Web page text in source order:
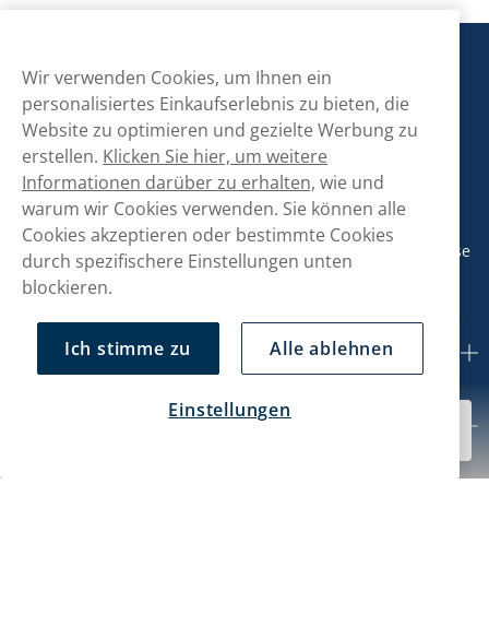
CHF 53.49
Kontaktiere uns!
hallo@snusmarkt.ch
+410800561053
Mo/Di: 08:30-17 Uhr (Pause 12-13) Mi/Do: 10:30-19 Uhr (Pause
14-15) Fr: 09-17 Uhr (Pause 12-13)
Kundendienst
Wir verwenden Cookies, um Ihnen ein
personalisiertes Einkaufserlebnis zu bieten, die
Website zu optimieren und gezielte Werbung zu
erstellen. Klicken Sie hier, um weitere
Informationen darüber zu erhalten, wie und
warum wir Cookies verwenden. Sie können alle
Cookies akzeptieren oder bestimmte Cookies
durch spezifischere Einstellungen unten
blockieren.
Ich stimme zu Alle ablehnen
Einstellungen